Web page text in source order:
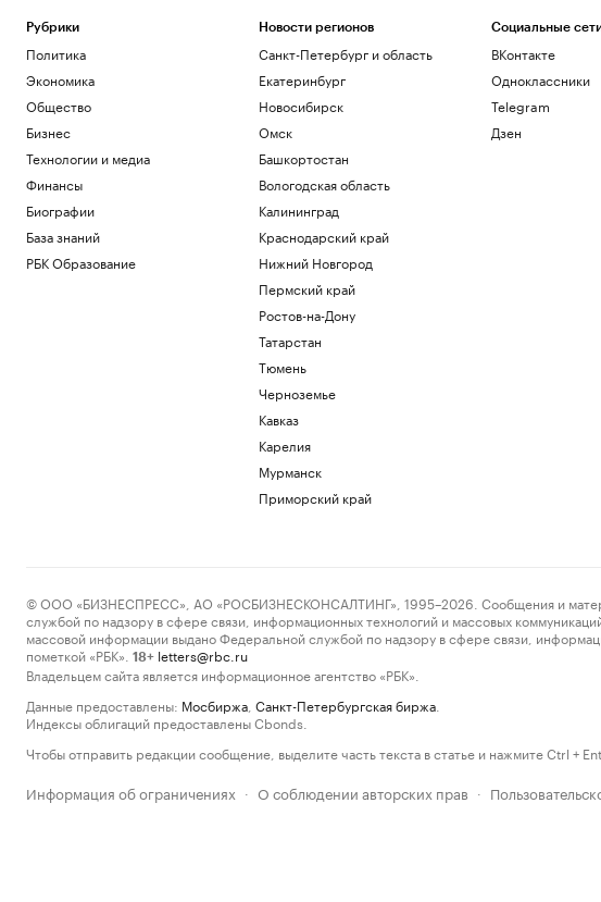
Рубрики
Политика
Экономика
Общество
Бизнес
Технологии и медиа
Финансы
Биографии
База знаний
РБК Образование
Новости регионов
Санкт-Петербург и область
Екатеринбург
Новосибирск
Омск
Башкортостан
Вологодская область
Калининград
Краснодарский край
Нижний Новгород
Пермский край
Ростов-на-Дону
Татарстан
Тюмень
Черноземье
Кавказ
Карелия
Мурманск
Приморский край
Социальные
ВКонтакте
Одноклассники
Telegram
Дзен
© ООО «БИЗНЕСПРЕСС», АО «РОСБИЗНЕСКОНСАЛТИНГ», 1995–2026. Сообщения и
службой по надзору в сфере связи, информационных технологий и массовых
массовой информации выдано Федеральной службой по надзору в сфере связи,
пометкой «РБК».
18+ letters@rbc.ru
Владельцем сайта является информационное агентство «РБК».
Данные предоставлены: Мосбиржа Санкт-Петербургская биржа
Индексы облигаций предоставлены Cbonds.
Чтобы отправить редакции сообщение, выделите часть текста в статье и нажмите Ctrl +
Информация об ограничениях · О соблюдении авторских прав ·